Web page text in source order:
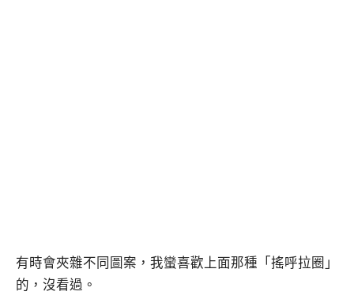
有時會夾雜不同圖案，我蠻喜歡上面那種「搖呼拉圈」
的，沒看過。